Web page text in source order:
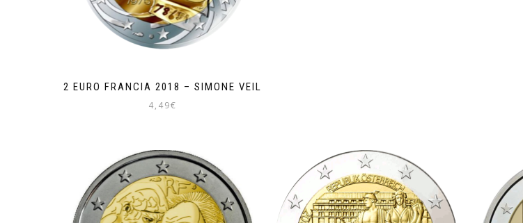
2 EURO FRANCIA 2018 – SIMONE VEIL
4,49€